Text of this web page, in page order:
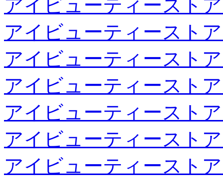
アイビューティースト
アイビューティースト
アイビューティースト
アイビューティースト
アイビューティースト
アイビューティースト
アイビューティースト